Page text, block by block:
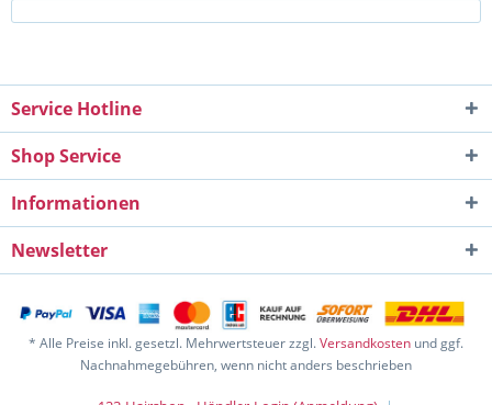
Service Hotline
Shop Service
Informationen
Newsletter
* Alle Preise inkl. gesetzl. Mehrwertsteuer zzgl.Versandkosten und ggf.
Nachnahmegebühren, wenn nicht anders beschrieben